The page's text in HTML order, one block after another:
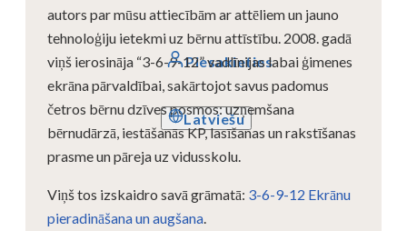
Piesakieties
Latviešu
autors par mūsu attiecībām ar attēliem un jauno
tehnoloģiju ietekmi uz bērnu attīstību. 2008. gadā
viņš ierosināja “3-6-9-12” vadlīnijas labai ģimenes
ekrāna pārvaldībai, sakārtojot savus padomus
četros bērnu dzīves posmos: uzņemšana
bērnudārzā, iestāšanās KP, lasīšanas un rakstīšanas
prasme un pāreja uz vidusskolu.
Viņš tos izskaidro savā grāmatā: 3-6-9-12 Ekrānu
pieradināšana un augšana